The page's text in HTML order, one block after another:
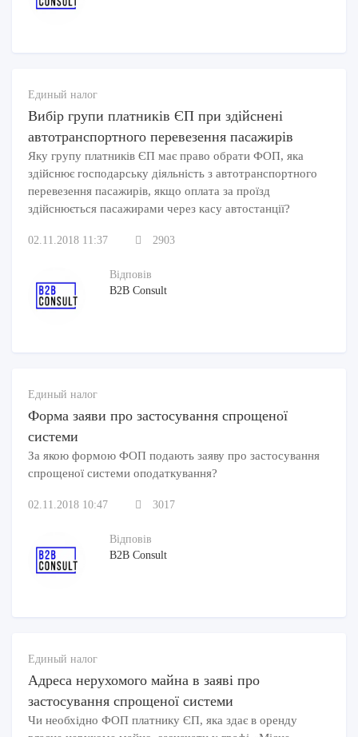
Единый налог
Вибір групи платників ЄП при здійснені
автотранспортного перевезення пасажирів
Яку групу платників ЄП має право обрати ФОП, яка
здійснює господарську діяльність з автотранспортного
перевезення пасажирів, якщо оплата за проїзд
здійснюється пасажирами через касу автостанції?
02.11.2018 11:37 2903
Відповів
B2B Consult
Единый налог
Форма заяви про застосування спрощеної
системи
За якою формою ФОП подають заяву про застосування
спрощеної системи оподаткування?
02.11.2018 10:47 3017
Відповів
B2B Consult
Единый налог
Адреса нерухомого майна в заяві про
застосування спрощеної системи
Чи необхідно ФОП платнику ЄП, яка здає в оренду